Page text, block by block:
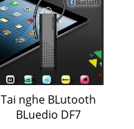
Tai nghe BLutooth
BLuedio DF7